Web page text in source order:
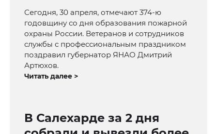
Сегодня, 30 апреля, отмечают 374-ю
годовщину со дня образования пожарной
охраны России. Ветеранов и сотрудников
службы с профессиональным праздником
поздравил губернатор ЯНАО Дмитрий
Артюхов.
Читать далее >
В Салехарде за 2 дня